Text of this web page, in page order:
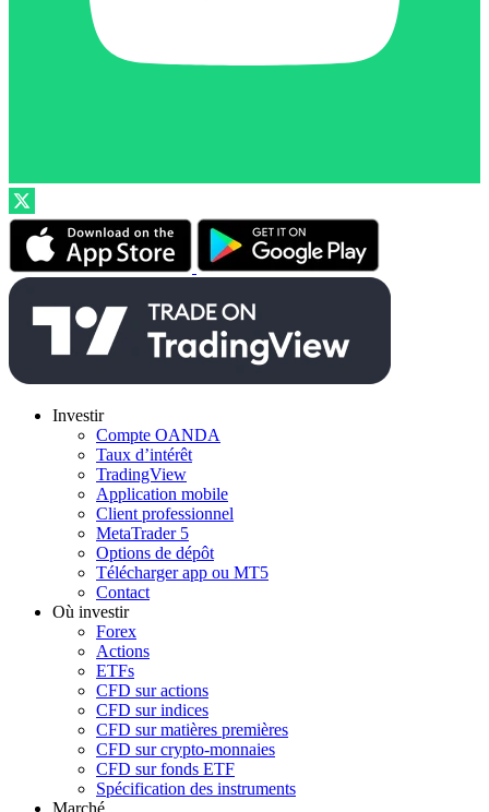
Investir
Compte OANDA
Taux d’intérêt
TradingView
Application mobile
Client professionnel
MetaTrader 5
Options de dépôt
Télécharger app ou MT5
Contact
Où investir
Forex
Actions
ETFs
CFD sur actions
CFD sur indices
CFD sur matières premières
CFD sur crypto-monnaies
CFD sur fonds ETF
Spécification des instruments
Marché